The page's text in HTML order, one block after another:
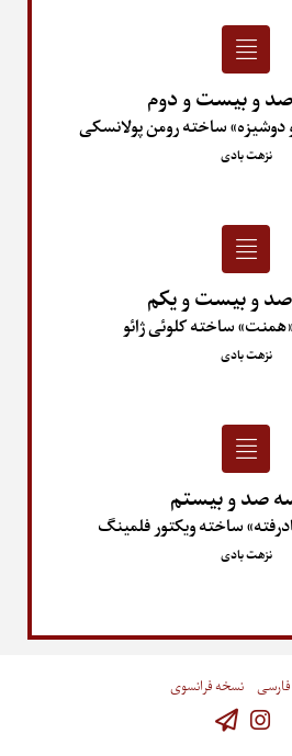
و بیست و دوم
دوشیزه» ساخته رومن پولانسکی
نزهت بادی
و بیست و یکم
ساخته کلوئی ژائو
نزهت بادی
صد و بیستم
ساخته ویکتور فلمینگ
نزهت بادی
نسخه فرانسوی